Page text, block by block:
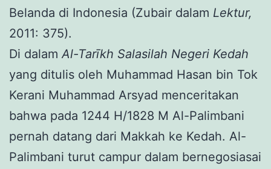
Belanda di Indonesia (Zubair dalam Lektur,
2011: 375).
Di dalam Al-Tarīkh Salasilah Negeri Kedah
yang ditulis oleh Muhammad Hasan bin Tok
Kerani Muhammad Arsyad menceritakan
bahwa pada 1244 H/1828 M Al-Palimbani
pernah datang dari Makkah ke Kedah. Al-
Palimbani turut campur dalam bernegosiasai